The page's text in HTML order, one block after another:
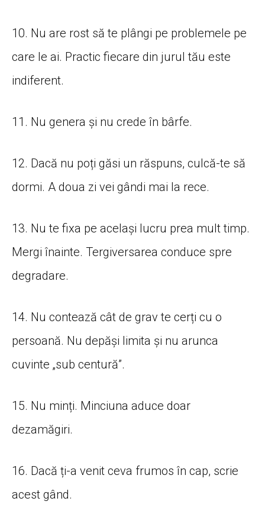
10. Nu are rost să te plângi pe problemele pe
care le ai. Practic fiecare din jurul tău este
indiferent.
11. Nu genera și nu crede în bârfe.
12. Dacă nu poți găsi un răspuns, culcă-te să
dormi. A doua zi vei gândi mai la rece.
13. Nu te fixa pe același lucru prea mult timp.
Mergi înainte. Tergiversarea conduce spre
degradare.
14. Nu contează cât de grav te cerți cu o
persoană. Nu depăși limita și nu arunca
cuvinte „sub centură”.
15. Nu minți. Minciuna aduce doar
dezamăgiri.
16. Dacă ți-a venit ceva frumos în cap, scrie
acest gând.